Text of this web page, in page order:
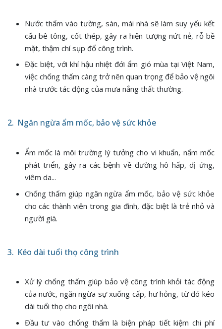
Nước thấm vào tường, sàn, mái nhà sẽ làm suy yếu kết
cấu bê tông, cốt thép, gây ra hiện tượng nứt nẻ, rỗ bề
mặt, thậm chí sụp đổ công trình.
Đặc biệt, với khí hậu nhiệt đới ẩm gió mùa tại Việt Nam,
việc chống thấm càng trở nên quan trọng để bảo vệ ngôi
nhà trước tác động của mưa nắng thất thường.
2. Ngăn ngừa ẩm mốc, bảo vệ sức khỏe
Ẩm mốc là môi trường lý tưởng cho vi khuẩn, nấm mốc
phát triển, gây ra các bệnh về đường hô hấp, dị ứng,
viêm da...
Chống thấm giúp ngăn ngừa ẩm mốc, bảo vệ sức khỏe
cho các thành viên trong gia đình, đặc biệt là trẻ nhỏ và
người già.
3. Kéo dài tuổi thọ công trình
Xử lý chống thấm giúp bảo vệ công trình khỏi tác động
của nước, ngăn ngừa sự xuống cấp, hư hỏng, từ đó kéo
dài tuổi thọ cho ngôi nhà.
Đầu tư vào chống thấm là biện pháp tiết kiệm chi phí